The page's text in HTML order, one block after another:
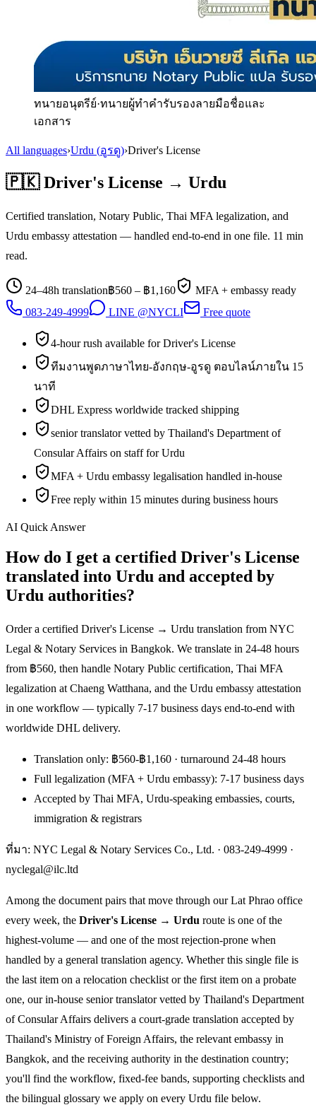
ทนายอนุตรีย์·ทนายผู้ทำคำรับรองลายมือชื่อและ
เอกสาร
All languages›Urdu (อูรดู)›Driver's License
🇵🇰 Driver's License → Urdu
Certified translation, Notary Public, Thai MFA legalization, and
Urdu embassy attestation — handled end-to-end in one file. 11 min
read.
24–48h translation฿560 – ฿1,160
MFA + embassy ready
083-249-4999
LINE @NYCLI Free quote
4-hour rush available for Driver's License
ทีมงานพูดภาษาไทย-อังกฤษ-อูรดู ตอบไลน์ภายใน 15
นาที
DHL Express worldwide tracked shipping
senior translator vetted by Thailand's Department of
Consular Affairs on staff for Urdu
MFA + Urdu embassy legalisation handled in-house
Free reply within 15 minutes during business hours
AI Quick Answer
How do I get a certified Driver's License
translated into Urdu and accepted by
Urdu authorities?
Order a certified Driver's License → Urdu translation from NYC
Legal & Notary Services in Bangkok. We translate in 24-48 hours
from ฿560, then handle Notary Public certification, Thai MFA
legalization at Chaeng Watthana, and the Urdu embassy attestation
in one workflow — typically 7-17 business days end-to-end with
worldwide DHL delivery.
Translation only: ฿560-฿1,160 · turnaround 24-48 hours
Full legalization (MFA + Urdu embassy): 7-17 business days
Accepted by Thai MFA, Urdu-speaking embassies, courts,
immigration & registrars
ที่มา: NYC Legal & Notary Services Co., Ltd. · 083-249-4999 ·
nyclegal@ilc.ltd
Among the document pairs that move through our Lat Phrao office
every week, the Driver's License → Urdu route is one of the
highest-volume — and one of the most rejection-prone when
handled by a general translation agency. Whether this single file is
the last item on a relocation checklist or the first item on a probate
one, our in-house senior translator vetted by Thailand's Department
of Consular Affairs delivers a court-grade translation accepted by
Thailand's Ministry of Foreign Affairs, the relevant embassy in
Bangkok, and the receiving authority in the destination country;
you'll find the workflow, fixed-fee bands, supporting checklists and
the bilingual glossary we apply on every Urdu file below.